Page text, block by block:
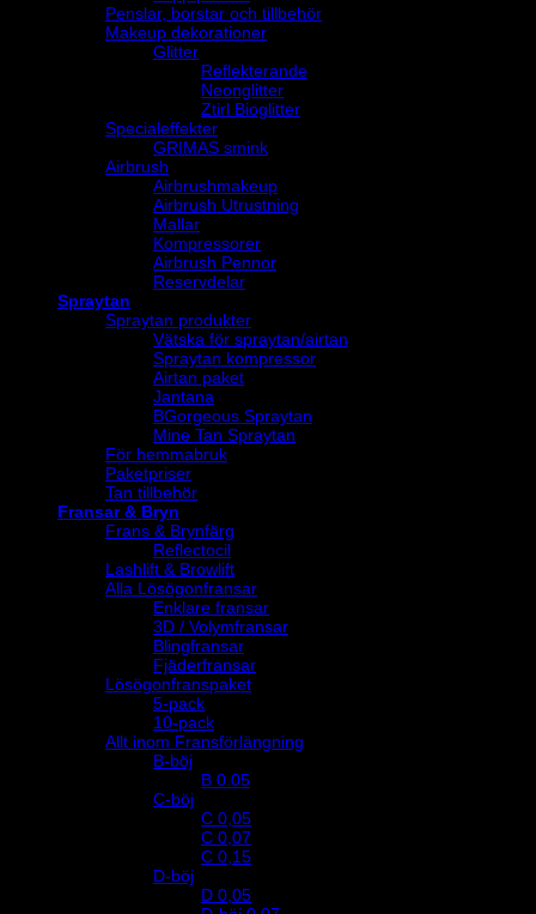
Penslar, borstar och tillbehör
Makeup dekorationer
Glitter
Reflekterande
Neonglitter
Ztirl Bioglitter
Specialeffekter
GRIMAS smink
Airbrush
Airbrushmakeup
Airbrush Utrustning
Mallar
Kompressorer
Airbrush Pennor
Reservdelar
Spraytan
Spraytan produkter
Vätska för spraytan/airtan
Spraytan kompressor
Airtan paket
Jantana
BGorgeous Spraytan
Mine Tan Spraytan
För hemmabruk
Paketpriser
Tan tillbehör
Fransar & Bryn
Frans & Brynfärg
Reflectocil
Lashlift & Browlift
Alla Lösögonfransar
Enklare fransar
3D / Volymfransar
Blingfransar
Fjäderfransar
Lösögonfranspaket
5-pack
10-pack
Allt inom Fransförlängning
B-böj
B 0.05
C-böj
C 0,05
C 0,07
C 0,15
D-böj
D 0,05